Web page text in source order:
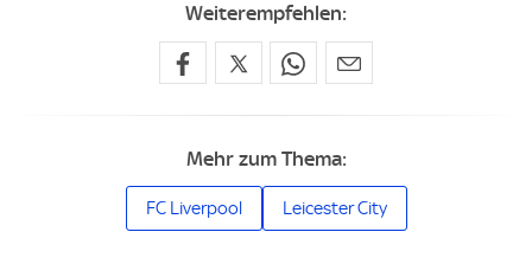
Weiterempfehlen:
Mehr zum Thema:
FC Liverpool Leicester City